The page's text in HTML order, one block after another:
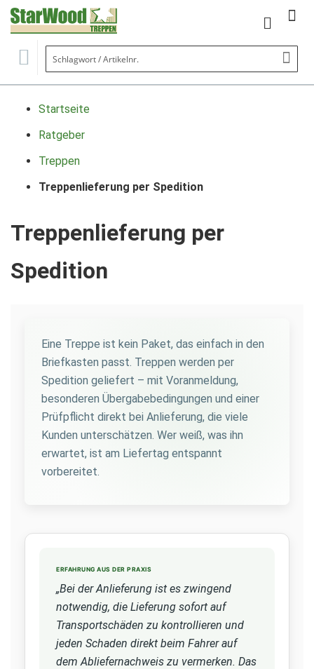
Mein
Startseite
Ratgeber
Treppen
Treppenlieferung per Spedition
Treppenlieferung per
Spedition
Eine Treppe ist kein Paket, das einfach in den
Briefkasten passt. Treppen werden per
Spedition geliefert – mit Voranmeldung,
besonderen Übergabebedingungen und einer
Prüfpflicht direkt bei Anlieferung, die viele
Kunden unterschätzen. Wer weiß, was ihn
erwartet, ist am Liefertag entspannt
vorbereitet.
ERFAHRUNG AUS DER PRAXIS
„Bei der Anlieferung ist es zwingend
notwendig, die Lieferung sofort auf
Transportschäden zu kontrollieren und
jeden Schaden direkt beim Fahrer auf
dem Abliefernachweis zu vermerken. Das